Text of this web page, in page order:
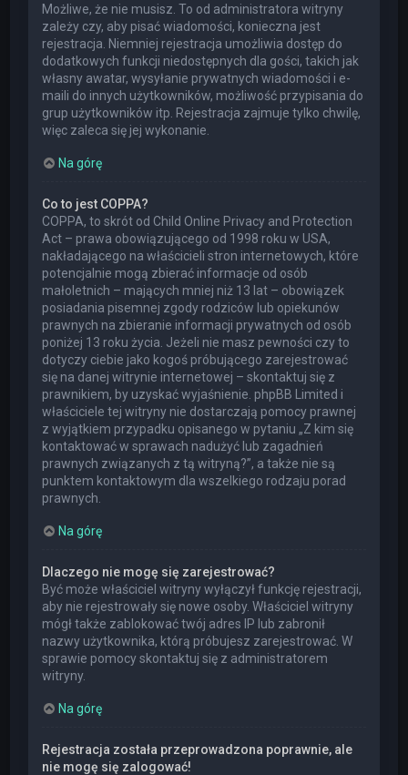
Możliwe, że nie musisz. To od administratora witryny
zależy czy, aby pisać wiadomości, konieczna jest
rejestracja. Niemniej rejestracja umożliwia dostęp do
dodatkowych funkcji niedostępnych dla gości, takich jak
własny awatar, wysyłanie prywatnych wiadomości i e-
maili do innych użytkowników, możliwość przypisania do
grup użytkowników itp. Rejestracja zajmuje tylko chwilę,
więc zaleca się jej wykonanie.
Na górę
Co to jest COPPA?
COPPA, to skrót od Child Online Privacy and Protection
Act – prawa obowiązującego od 1998 roku w USA,
nakładającego na właścicieli stron internetowych, które
potencjalnie mogą zbierać informacje od osób
małoletnich – mających mniej niż 13 lat – obowiązek
posiadania pisemnej zgody rodziców lub opiekunów
prawnych na zbieranie informacji prywatnych od osób
poniżej 13 roku życia. Jeżeli nie masz pewności czy to
dotyczy ciebie jako kogoś próbującego zarejestrować
się na danej witrynie internetowej – skontaktuj się z
prawnikiem, by uzyskać wyjaśnienie. phpBB Limited i
właściciele tej witryny nie dostarczają pomocy prawnej
z wyjątkiem przypadku opisanego w pytaniu „Z kim się
kontaktować w sprawach nadużyć lub zagadnień
prawnych związanych z tą witryną?”, a także nie są
punktem kontaktowym dla wszelkiego rodzaju porad
prawnych.
Na górę
Dlaczego nie mogę się zarejestrować?
Być może właściciel witryny wyłączył funkcję rejestracji,
aby nie rejestrowały się nowe osoby. Właściciel witryny
mógł także zablokować twój adres IP lub zabronił
nazwy użytkownika, którą próbujesz zarejestrować. W
sprawie pomocy skontaktuj się z administratorem
witryny.
Na górę
Rejestracja została przeprowadzona poprawnie, ale
nie mogę się zalogować!